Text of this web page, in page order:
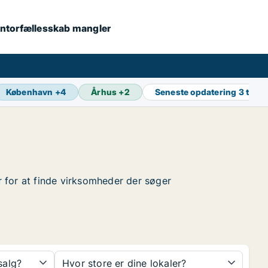
mangler
København +4 Århus +2 Seneste opdatering 3 t
at finde virksomheder der søger
Hvor store er dine lokaler?